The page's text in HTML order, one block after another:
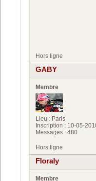
Hors ligne
GABY
Membre
Lieu : Paris
Inscription : 10-05-
Messages : 480
Hors ligne
Floraly
Membre